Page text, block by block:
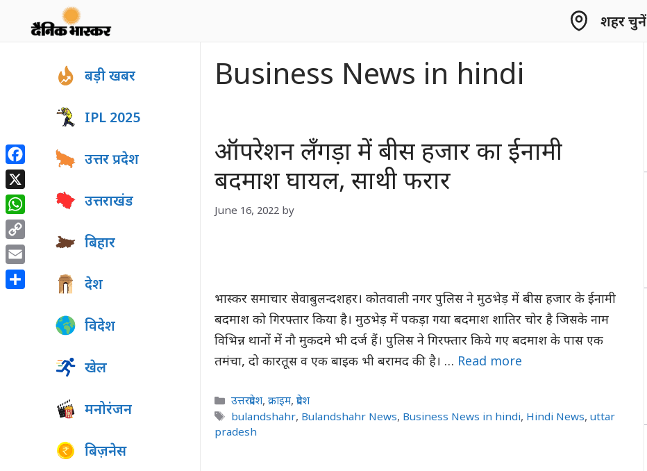
शहर चुनें
Business News in hindi
ऑपरेशन लँगड़ा में बीस हजार का ईनामी
बदमाश घायल, साथी फरार
June 16, 2022 by
भास्कर समाचार सेवाबुलन्दशहर। कोतवाली नगर पुलिस ने मुठभेड़ में बीस हजार के ईनामी
बदमाश को गिरफ्तार किया है। मुठभेड़ में पकड़ा गया बदमाश शातिर चोर है जिसके नाम
विभिन्न थानों में नौ मुकदमे भी दर्ज हैं। पुलिस ने गिरफ्तार किये गए बदमाश के पास एक
तमंचा, दो कारतूस व एक बाइक भी बरामद की है। … Read more
Categories
उत्तरप्रदेश,क्राइम,प्रदेश
Tags
bulandshahr, Bulandshahr News, Business News in hindi, Hindi News,uttar
pradesh
बड़ी खबर
IPL 2025
उत्तर प्रदेश
उत्तराखंड
बिहार
देश
विदेश
खेल
मनोरंजन
बिज़नेस
Facebook
X
WhatsApp
Copy
Link
Email